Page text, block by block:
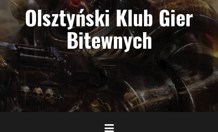
Olsztyński Klub Gier
Bitewnych